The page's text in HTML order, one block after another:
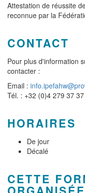
Attestation de réussite
reconnue par la
CONTACT
Pour plus d'information
contacter :
Email :
Tél. : +32 (0)4 279 37 37
HORAIRES
De jour
Décalé
CETTE